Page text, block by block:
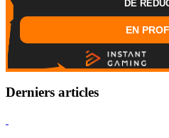
DE
EN
Derniers articles